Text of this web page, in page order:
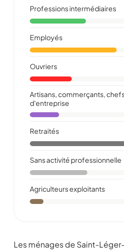
Professions intermédiaires
Employés
Ouvriers
Artisans, commerçants,
d'entreprise
Retraités
Sans activité professionnelle
Agriculteurs exploitants
Les ménages de Saint-